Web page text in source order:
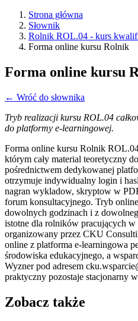
Strona główna
Słownik
Rolnik ROL.04 - kurs
Forma online kursu Rolnik
Forma online kursu
← Wróć do słownika
Tryb realizacji kursu ROL.04
do platformy e-learningowej.
Forma online kursu Rolnik
którym cały material teoretyczny
pośrednictwem dedykowanej
otrzymuje indywidualny login i
nagran wykladow, skryptow w
forum konsultacyjnego. Tryb
dowolnych godzinach i z
istotne dla rolników pracujących
organizowany przez CKU
online z platforma e-learningowa
środowiska edukacyjnego, a
Wyzner pod adresem
praktyczny pozostaje stacjonarny
Zobacz także